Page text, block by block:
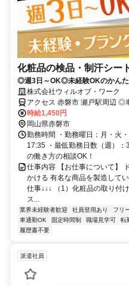
化粧品の検品・制汗シー
◎週3日～OK◎未経験OKのかん
車場完備】
株式会社ウィルオブ・ワーク
アクセス 赤磐市 瀬戸駅周辺
中・翌月入社大歓迎♪
時給1,450円
岡山県赤磐市
勤務時間 ・勤務曜日：月・火
17:35 ・最低勤務日数（週）
の働き方の相談OK！
仕事内容 【お仕事について】
かける 有名な商品を製造して
仕事↓↓↓ （1）化粧品の取り付
ス...
業界未経験者歓迎 社員登用あり フリ
車通勤OK
固定時間制 職場見学可 転
履歴書不要
派遣社員